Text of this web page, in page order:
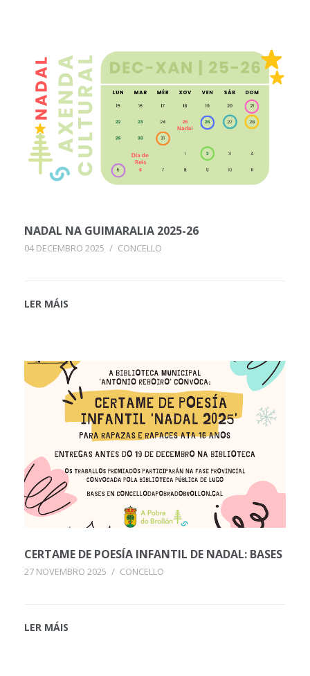
NADAL NA GUIMARALIA 2025-26
04 DECEMBRO 2025 / CONCELLO
LER MÁIS
CERTAME DE POESÍA INFANTIL DE NADAL: BASES
27 NOVEMBRO 2025 / CONCELLO
LER MÁIS